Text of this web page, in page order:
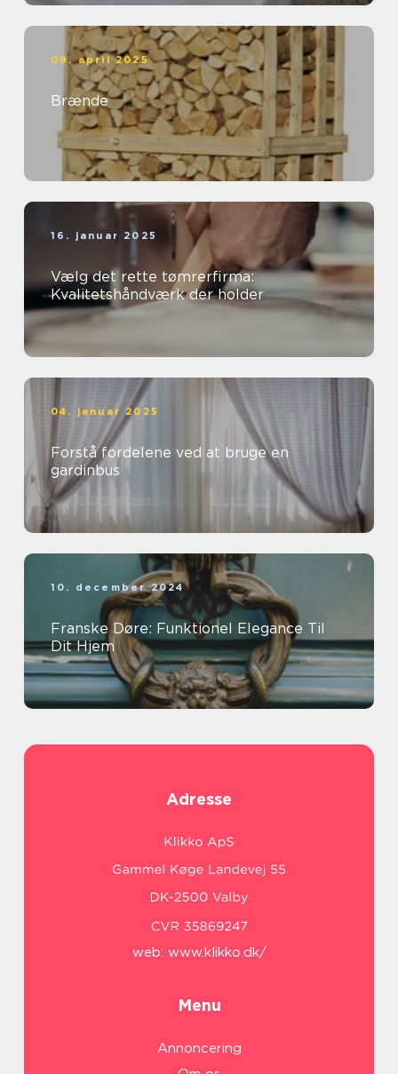
09. april 2025
Brænde
16. januar 2025
Vælg det rette tømrerfirma:
Kvalitetshåndværk der holder
04. januar 2025
Forstå fordelene ved at bruge en
gardinbus
10. december 2024
Franske Døre: Funktionel Elegance Til
Dit Hjem
Adresse
web: www.klikko.dk/
Menu
Annoncering